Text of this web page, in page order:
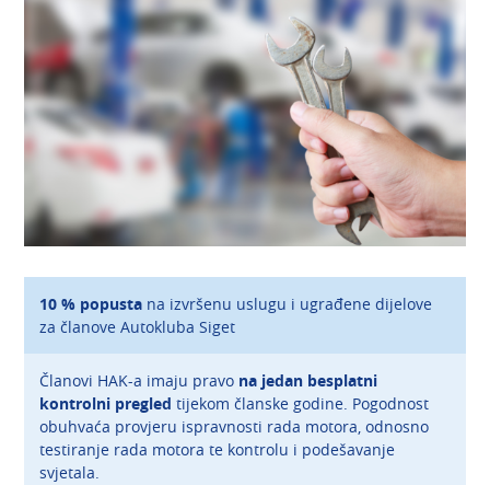
10 % popusta na izvršenu uslugu i ugrađene dijelove
za članove Autokluba Siget
Članovi HAK-a imaju pravo na jedan besplatni
kontrolni pregledtijekom članske godine. Pogodnost
obuhvaća provjeru ispravnosti rada motora, odnosno
testiranje rada motora te kontrolu i podešavanje
svjetala.